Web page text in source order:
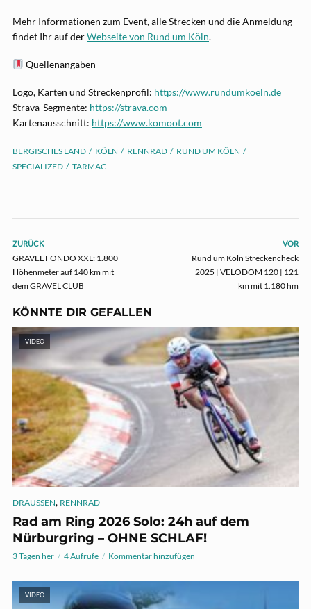
Mehr Informationen zum Event, alle Strecken und die Anmeldung
findet Ihr auf derWebseite von Rund um Köln.
Quellenangaben
Logo, Karten und Streckenprofil: https://www.rundumkoeln.de
Strava-Segmente: https://strava.com
Kartenausschnitt: https://www.komoot.com
BERGISCHES LAND KÖLN RENNRAD
RUND UM KÖLN
SPECIALIZED
TARMAC
ZURÜCK
GRAVEL FONDO XXL: 1.800
Höhenmeter auf 140 km mit
dem GRAVEL CLUB
VOR
Rund um Köln Streckencheck
2025 | VELODOM 120 | 121
km mit 1.180 hm
KÖNNTE DIR GEFALLEN
VIDEO
DRAUSSEN, RENNRAD
Rad am Ring 2026 Solo: 24h auf dem
Nürburgring – OHNE SCHLAF!
3 Tagen her 4 Aufrufe Kommentar hinzufügen
VIDEO